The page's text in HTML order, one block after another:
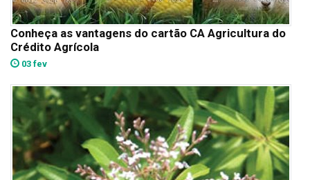
Conheça as vantagens do cartão CA Agricultura do
Crédito Agrícola
03 fev